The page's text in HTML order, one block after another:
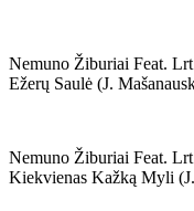
Nemuno Žiburiai Feat.
Ežerų Saulė (j.
Nemuno Žiburiai Feat.
Kiekvienas Kažką Myli (j.